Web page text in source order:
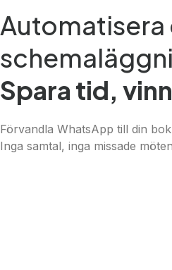
Automatisera
Spara tid,
Förvandla WhatsApp till din
Inga samtal, inga missade